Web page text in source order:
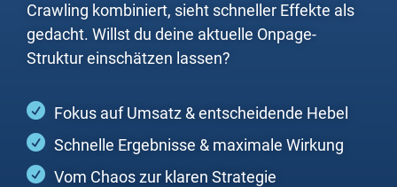
Crawling kombiniert, sieht schneller Effekte als
gedacht. Willst du deine aktuelle Onpage-
Struktur einschätzen lassen?
Fokus auf Umsatz & entscheidende Hebel
Schnelle Ergebnisse & maximale Wirkung
Vom Chaos zur klaren Strategie